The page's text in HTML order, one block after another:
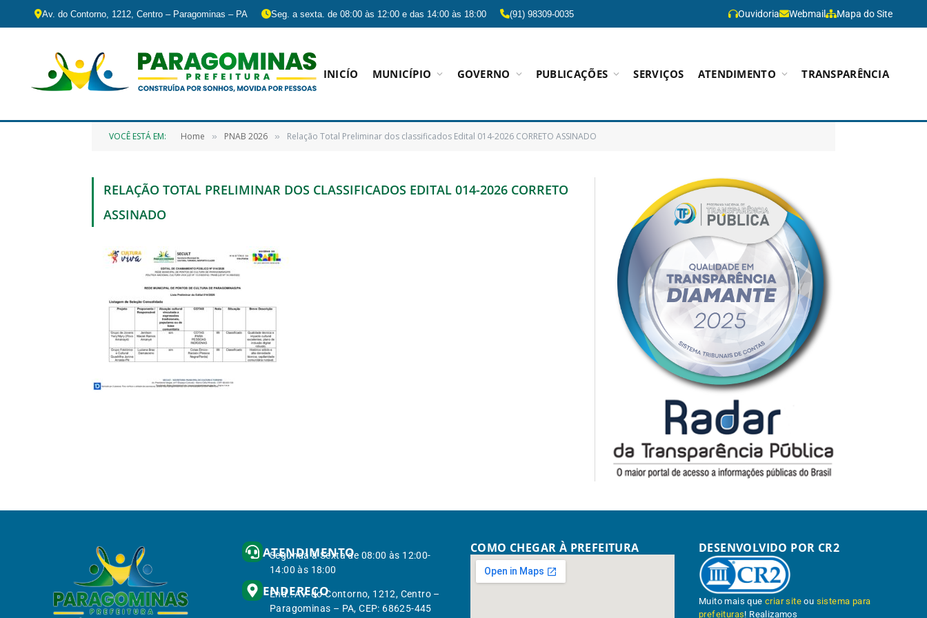
Av. do Contorno, 1212, Centro – Paragominas – PA Seg. a sexta. de 08:00 às 12:00 e das 14:00 às 18:00 (91) 98309-0035 Ouvidoria Webmail Mapa do Site
INICÍO MUNICÍPIO GOVERNO PUBLICAÇÕES SERVIÇOS ATENDIMENTO TRANSPARÊNCIA
VOCÊ ESTÁ EM: Home » PNAB 2026 » Relação Total Preliminar dos classificados Edital 014-2026 CORRETO ASSINADO
RELAÇÃO TOTAL PRELIMINAR DOS CLASSIFICADOS EDITAL 014-2026 CORRETO
ASSINADO
ATENDIMENTO
Segunda à Sexta de 08:00 às 12:00-
14:00 às 18:00
ENDEREÇO
End.: Av. do Contorno, 1212, Centro –
Paragominas – PA, CEP: 68625-445
COMO CHEGAR À PREFEITURA DESENVOLVIDO POR CR2
Muito mais quecriar site ou sistema para
prefeituras! Realizamos